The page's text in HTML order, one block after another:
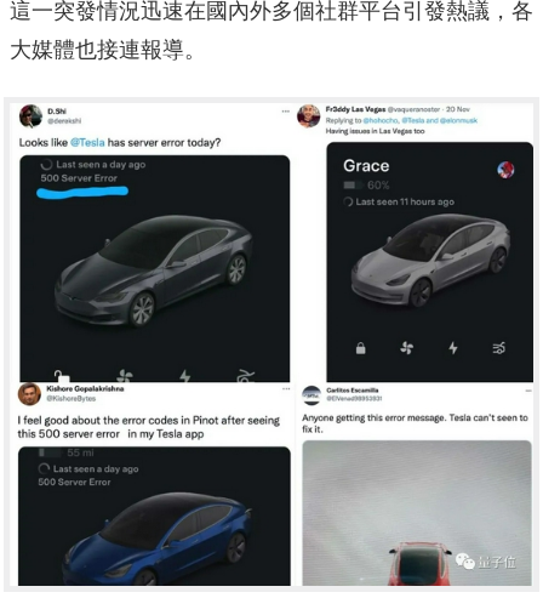
這一突發情況迅速在國內外多個社群平台引發熱議，各
大媒體也接連報導。